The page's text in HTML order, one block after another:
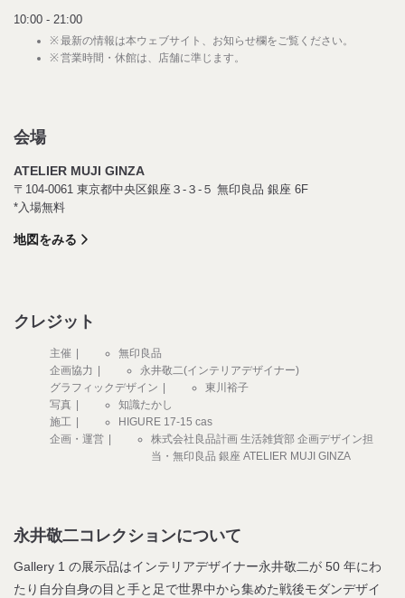
10:00 - 21:00
最新の情報は本ウェブサイト、お知らせ欄をご覧ください。
営業時間・休館は、店舗に準じます。
会場
ATELIER MUJI GINZA
〒104-0061 東京都中央区銀座３-３-５ 無印良品 銀座 6F
*入場無料
地図をみる
クレジット
主催
無印良品
企画協力
永井敬二(インテリアデザイナー)
グラフィックデザイン
東川裕子
写真
知識たかし
施工
HIGURE 17-15 cas
企画・運営
株式会社良品計画 生活雑貨部 企画デザイン担
当・無印良品 銀座 ATELIER MUJI GINZA
永井敬二コレクションについて
Gallery 1 の展示品はインテリアデザイナー永井敬二が 50 年にわ
たり自分自身の目と手と足で世界中から集めた戦後モダンデザイ